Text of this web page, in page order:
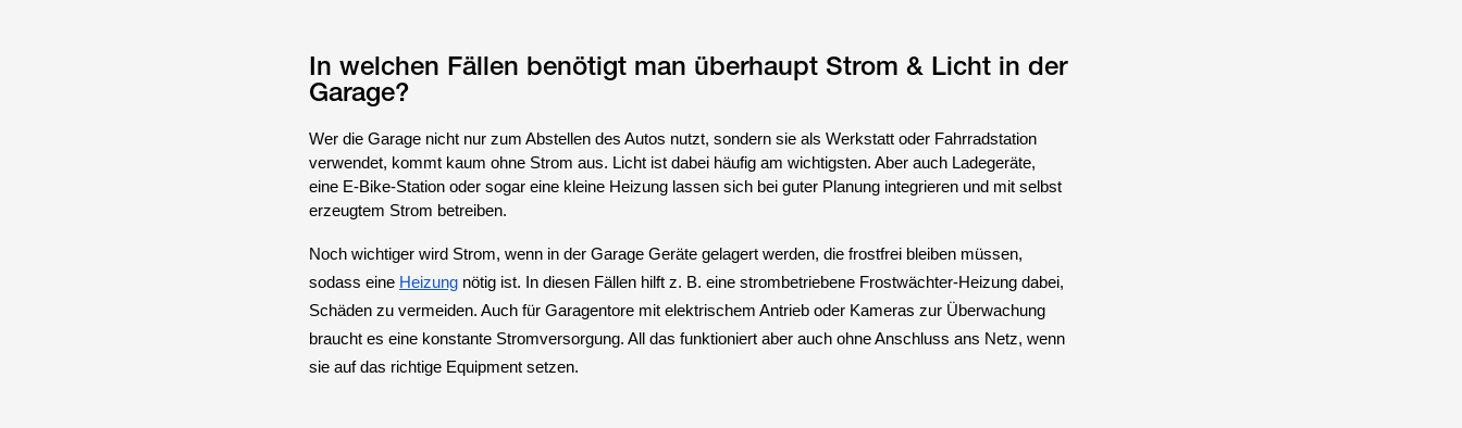
In welchen Fällen benötigt man überhaupt Strom & Licht in der
Garage?
Wer die Garage nicht nur zum Abstellen des Autos nutzt, sondern sie als Werkstatt oder Fahrradstation
verwendet, kommt kaum ohne Strom aus. Licht ist dabei häufig am wichtigsten. Aber auch Ladegeräte,
eine E-Bike-Station oder sogar eine kleine Heizung lassen sich bei guter Planung integrieren und mit selbst
erzeugtem Strom betreiben.
Noch wichtiger wird Strom, wenn in der Garage Geräte gelagert werden, die frostfrei bleiben müssen,
sodass eine Heizungnötig ist. In diesen Fällen hilft z. B. eine strombetriebene Frostwächter-Heizung dabei,
Schäden zu vermeiden. Auch für Garagentore mit elektrischem Antrieb oder Kameras zur Überwachung
braucht es eine konstante Stromversorgung. All das funktioniert aber auch ohne Anschluss ans Netz, wenn
sie auf das richtige Equipment setzen.